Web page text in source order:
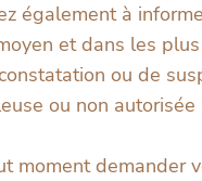
également à
et dans les
ou de
ou non autorisée
moment demander